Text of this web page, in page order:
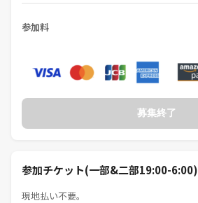
参加料
募集終了
参加チケット(一部&二部19:00-6:00)
現地払い不要。